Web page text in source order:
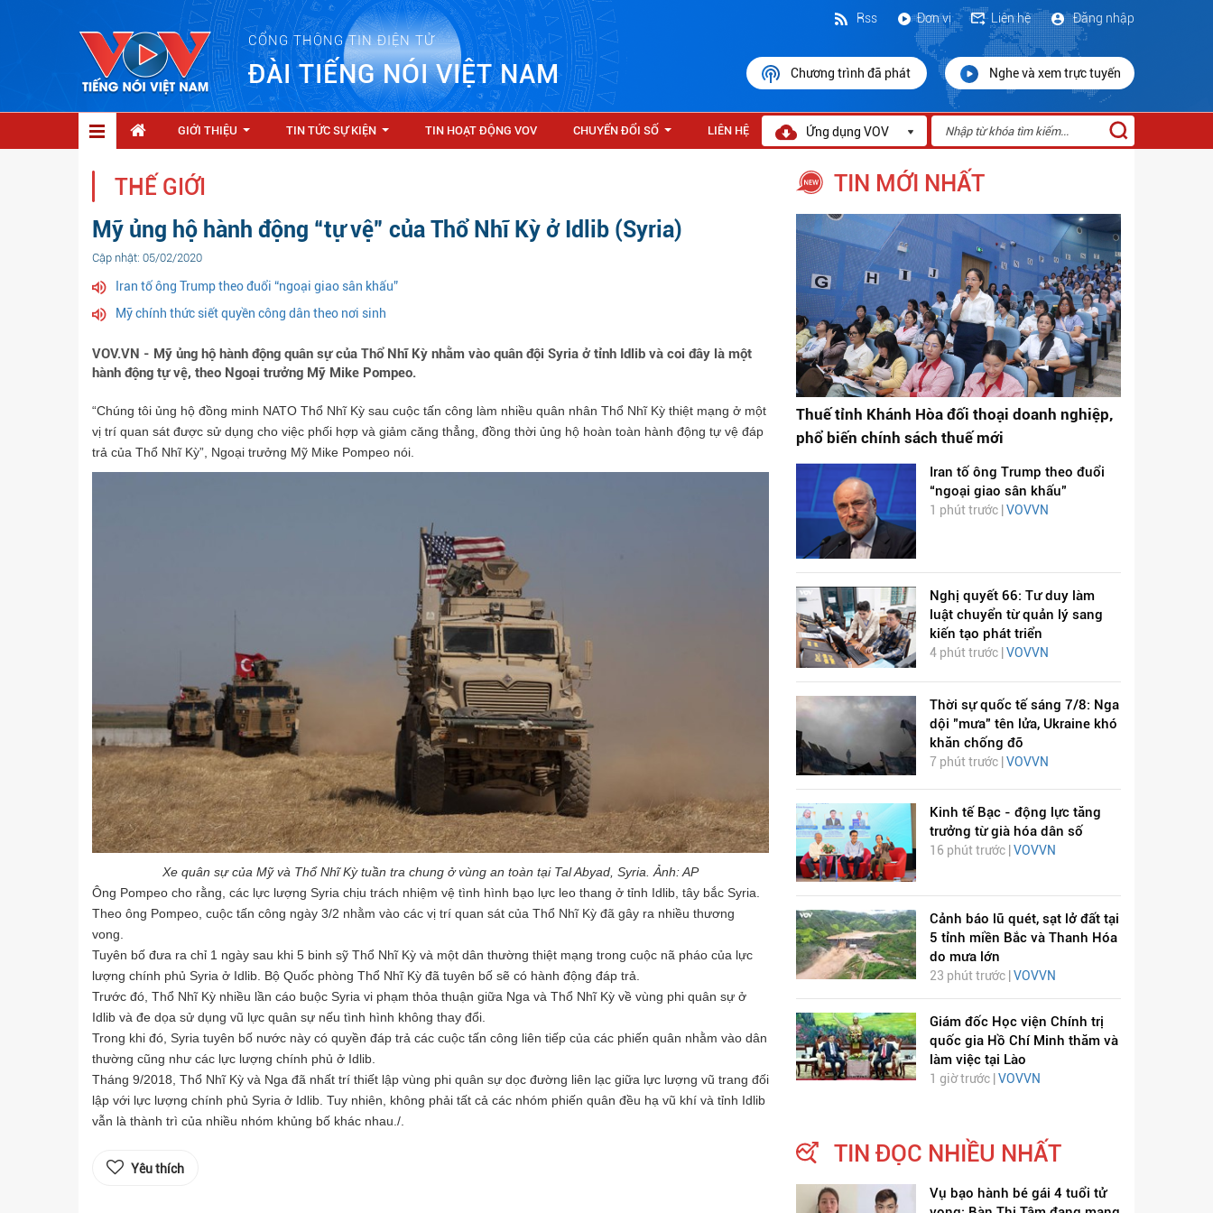
CỔNG THÔNG TIN ĐIỆN TỬ
ĐÀI TIẾNG NÓI VIỆT NAM
Đăng nhập
Liên hệ
Đơn vị
Rss
Chương trình đã phát Nghe và xem trực tuyến
GIỚI THIỆU TIN TỨC SỰ KIỆN TIN HOẠT ĐỘNG VOV CHUYỂN ĐỔI SỐ LIÊN HỆ Ứng dụng VOV
THẾ GIỚI
Mỹ ủng hộ hành động “tự vệ” của Thổ Nhĩ Kỳ ở Idlib (Syria)
Cập nhật: 05/02/2020
Iran tố ông Trump theo đuổi “ngoại giao sân khấu”
Mỹ chính thức siết quyền công dân theo nơi sinh
VOV.VN - Mỹ ủng hộ hành động quân sự của Thổ Nhĩ Kỳ nhằm vào quân đội Syria ở tỉnh Idlib và coi đây là một
hành động tự vệ, theo Ngoại trưởng Mỹ Mike Pompeo.
“Chúng tôi ủng hộ đồng minh NATO Thổ Nhĩ Kỳ sau cuộc tấn công làm nhiều quân nhân Thổ Nhĩ Kỳ thiệt mạng ở một
vị trí quan sát được sử dụng cho việc phối hợp và giảm căng thẳng, đồng thời ủng hộ hoàn toàn hành động tự vệ đáp
trả của Thổ Nhĩ Kỳ”, Ngoại trưởng Mỹ Mike Pompeo nói.
Xe quân sự của Mỹ và Thổ Nhĩ Kỳ tuần tra chung ở vùng an toàn tại Tal Abyad, Syria. Ảnh: AP
Ông Pompeo cho rằng, các lực lượng Syria chịu trách nhiệm vệ tình hình bạo lực leo thang ở tỉnh Idlib, tây bắc Syria.
Theo ông Pompeo, cuộc tấn công ngày 3/2 nhằm vào các vị trí quan sát của Thổ Nhĩ Kỳ đã gây ra nhiều thương
vong.
Tuyên bố đưa ra chỉ 1 ngày sau khi 5 binh sỹ Thổ Nhĩ Kỳ và một dân thường thiệt mạng trong cuộc nã pháo của lực
lượng chính phủ Syria ở Idlib. Bộ Quốc phòng Thổ Nhĩ Kỳ đã tuyên bố sẽ có hành động đáp trả.
Trước đó, Thổ Nhĩ Kỳ nhiều lần cáo buộc Syria vi phạm thỏa thuận giữa Nga và Thổ Nhĩ Kỳ về vùng phi quân sự ở
Idlib và đe dọa sử dụng vũ lực quân sự nếu tình hình không thay đổi.
Trong khi đó, Syria tuyên bố nước này có quyền đáp trả các cuộc tấn công liên tiếp của các phiến quân nhằm vào dân
thường cũng như các lực lượng chính phủ ở Idlib.
Tháng 9/2018, Thổ Nhĩ Kỳ và Nga đã nhất trí thiết lập vùng phi quân sự dọc đường liên lạc giữa lực lượng vũ trang đối
lập với lực lượng chính phủ Syria ở Idlib. Tuy nhiên, không phải tất cả các nhóm phiến quân đều hạ vũ khí và tỉnh Idlib
vẫn là thành trì của nhiều nhóm khủng bố khác nhau./.
Yêu thích
TIN MỚI NHẤT
Thuế tỉnh Khánh Hòa đối thoại doanh nghiệp,
phổ biến chính sách thuế mới
Iran tố ông Trump theo đuổi
“ngoại giao sân khấu”
1 phút trước |VOVVN
Nghị quyết 66: Tư duy làm
luật chuyển từ quản lý sang
kiến tạo phát triển
4 phút trước |VOVVN
Thời sự quốc tế sáng 7/8: Nga
dội "mưa" tên lửa, Ukraine khó
khăn chống đỡ
7 phút trước |VOVVN
Kinh tế Bạc - động lực tăng
trưởng từ già hóa dân số
16 phút trước | VOVVN
Cảnh báo lũ quét, sạt lở đất tại
5 tỉnh miền Bắc và Thanh Hóa
do mưa lớn
23 phút trước | VOVVN
Giám đốc Học viện Chính trị
quốc gia Hồ Chí Minh thăm và
làm việc tại Lào
1 giờ trước | VOVVN
TIN ĐỌC NHIỀU NHẤT
Vụ bạo hành bé gái 4 tuổi tử